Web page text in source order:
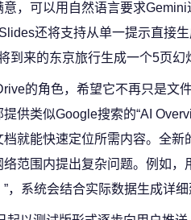
，可以用自然语言要求
还将支持从单一提示直接
到来的东京旅行生成一个5页幻
的角色，希望它不再只是文
供类似Google搜索的“AI
就能快速定位所需内容。全
范围内提出复杂问题。例如
系统会结合实际数据生成详细